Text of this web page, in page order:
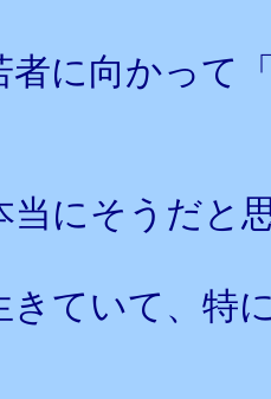
者に向かって
当にそうだと
きていて、特